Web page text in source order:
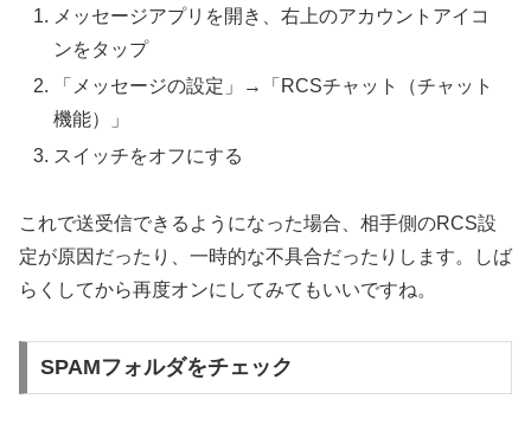
メッセージアプリを開き、右上のアカウントアイコ
ンをタップ
「メッセージの設定」→「RCSチャット（チャット
機能）」
スイッチをオフにする
これで送受信できるようになった場合、相手側のRCS設
定が原因だったり、一時的な不具合だったりします。しば
らくしてから再度オンにしてみてもいいですね。
SPAMフォルダをチェック